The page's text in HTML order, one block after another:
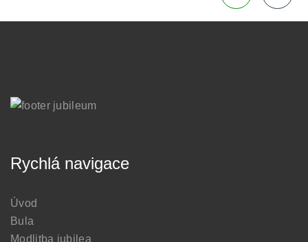
Rychlá navigace
Úvod
Bula
Modlitba jubilea